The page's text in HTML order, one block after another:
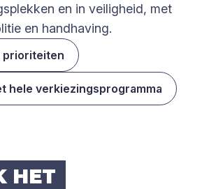
en in veiligheid, met
en handhaving.
prioriteiten
hele verkiezingsprogramma
HET